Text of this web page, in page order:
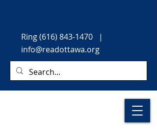
Ring(616) 843-1470 |
info@readottawa.org